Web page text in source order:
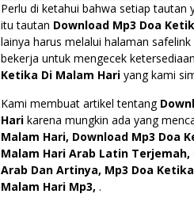
Perlu di ketahui bahwa setiap tautan
itu tautan Download Mp3 Doa
lainya harus melalui halaman
bekerja untuk mengecek
Ketika Di Malam Hari yang kami
Kami membuat artikel tentang
Hari karena mungkin ada yang
Malam Hari, Download Mp3 Doa
Malam Hari Arab Latin
Arab Dan Artinya, Mp3 Doa
Malam Hari Mp3, .